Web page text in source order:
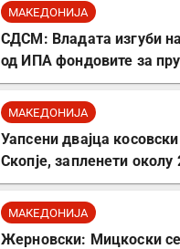
МАКЕДОНИЈА
СДСМ: Владата изгуби
од ИПА фондовите за
МАКЕДОНИЈА
Уапсени двајца
Скопје, запленети околу
МАКЕДОНИЈА
Жерновски: Мицкоски